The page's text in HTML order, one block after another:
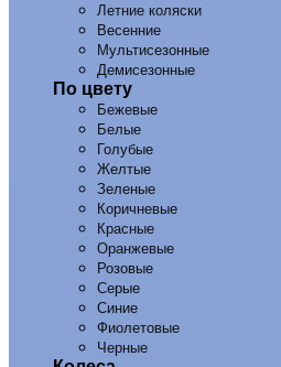
Летние коляски
Весенние
Мультисезонные
Демисезонные
По цвету
Бежевые
Белые
Голубые
Желтые
Зеленые
Коричневые
Красные
Оранжевые
Розовые
Серые
Синие
Фиолетовые
Черные